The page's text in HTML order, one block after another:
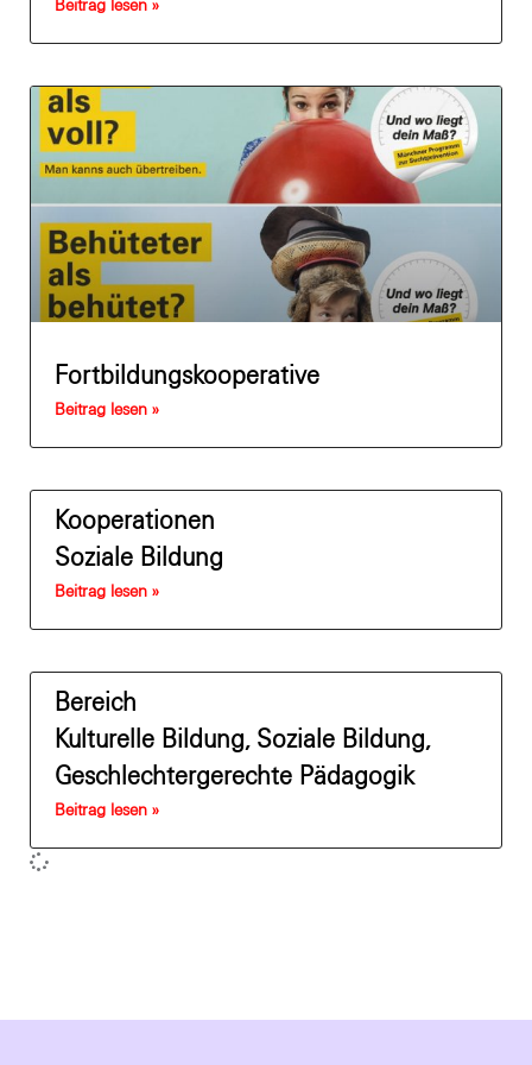
Beitrag lesen »
Fortbildungskooperative
Beitrag lesen »
Kooperationen
Soziale Bildung
Beitrag lesen »
Bereich
Kulturelle Bildung, Soziale Bildung,
Geschlechtergerechte Pädagogik
Beitrag lesen »